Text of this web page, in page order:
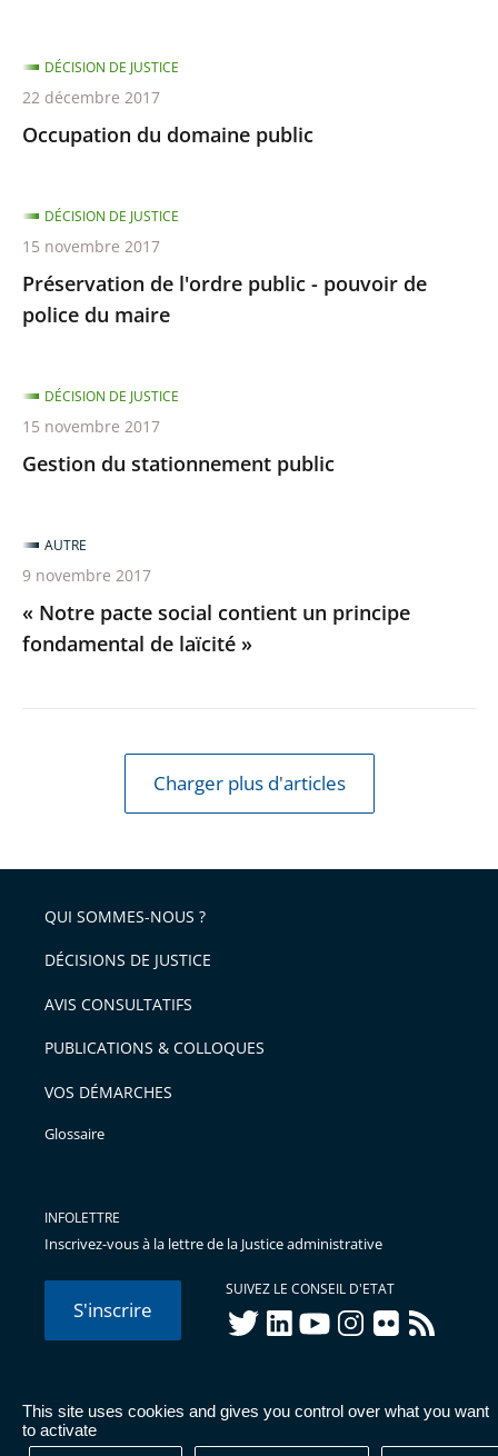
This site uses cookies and gives you control over what you want
to activate
Occupation du domaine public
DÉCISION DE JUSTICE
22 décembre 2017
Préservation de l'ordre public - pouvoir de
police du maire
DÉCISION DE JUSTICE
15 novembre 2017
Gestion du stationnement public
DÉCISION DE JUSTICE
15 novembre 2017
« Notre pacte social contient un principe
fondamental de laïcité »
AUTRE
9 novembre 2017
Charger plus d'articles
QUI SOMMES-NOUS ?
DÉCISIONS DE JUSTICE
AVIS CONSULTATIFS
PUBLICATIONS & COLLOQUES
VOS DÉMARCHES
Glossaire
INFOLETTRE
Inscrivez-vous à la lettre de la Justice administrative
S'inscrire
SUIVEZ LE CONSEIL D'ETAT
twitterlinkedInyoutubeinstagram
flickr rss
© Conseil d'État 2026 - Mentions légales
Données
personnelles-Publications administratives-Accessibilité :